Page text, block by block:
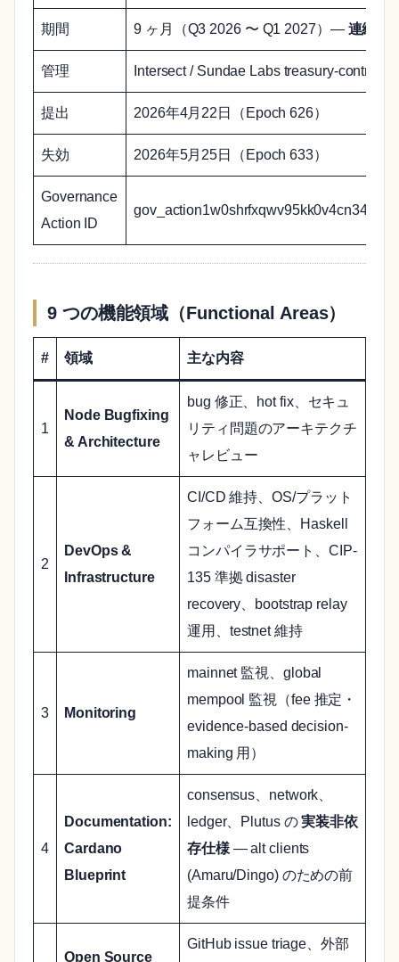
期間 9 ヶ月（Q3 2026 〜 Q1 2027）— 連続デ
管理 Intersect / Sundae Labs treasury-contracts
提出 2026年4月22日（Epoch 626）
失効 2026年5月25日（Epoch 633）
Governance
Action ID
9 つの機能領域（Functional Areas）
# 領域 主な内容
1
Node Bugfixing
& Architecture
bug 修正、hot fix、セキュ
リティ問題のアーキテクチ
ャレビュー
2
DevOps &
Infrastructure
CI/CD 維持、OS/プラット
フォーム互換性、Haskell
コンパイラサポート、CIP-
135 準拠 disaster
recovery、bootstrap relay
運用、testnet 維持
3 Monitoring
mainnet 監視、global
mempool 監視（fee 推定・
evidence-based decision-
making 用）
4
Documentation:
Cardano
Blueprint
consensus、network、
ledger、Plutus の実装非依
存仕様— alt clients
(Amaru/Dingo) のための前
提条件
Open Source
GitHub issue triage、外部